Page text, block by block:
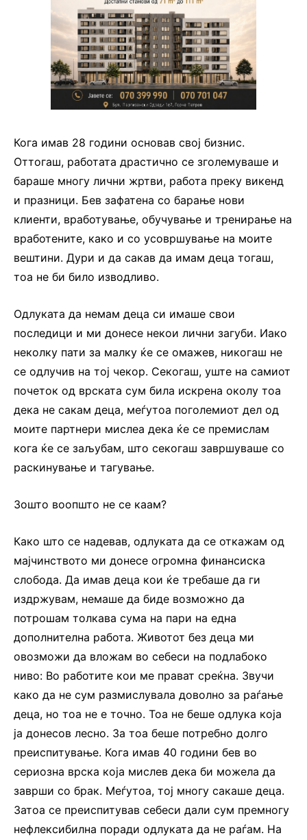
Кога имав 28 години основав свој бизнис.
Оттогаш, работата драстично се зголемуваше и
бараше многу лични жртви, работа преку викенд
и празници. Бев зафатена со барање нови
клиенти, вработување, обучување и тренирање на
вработените, како и со усовршување на моите
вештини. Дури и да сакав да имам деца тогаш,
тоа не би било изводливо.
Одлуката да немам деца си имаше свои
последици и ми донесе некои лични загуби. Иако
неколку пати за малку ќе се омажев, никогаш не
се одлучив на тој чекор. Секогаш, уште на самиот
почеток од врската сум била искрена околу тоа
дека не сакам деца, меѓутоа поголемиот дел од
моите партнери мислеа дека ќе се премислам
кога ќе се заљубам, што секогаш завршуваше со
раскинување и тагување.
Зошто воопшто не се каам?
Како што се надевав, одлуката да се откажам од
мајчинството ми донесе огромна финансиска
слобода. Да имав деца кои ќе требаше да ги
издржувам, немаше да биде возможно да
потрошам толкава сума на пари на една
дополнителна работа. Животот без деца ми
овозможи да вложам во себеси на подлабоко
ниво: Во работите кои ме прават среќна. Звучи
како да не сум размислувала доволно за раѓање
деца, но тоа не е точно. Тоа не беше одлука која
ја донесов лесно. За тоа беше потребно долго
преиспитување. Кога имав 40 години бев во
сериозна врска која мислев дека би можела да
заврши со брак. Меѓутоа, тој многу сакаше деца.
Затоа се преиспитував себеси дали сум премногу
нефлексибилна поради одлуката да не раѓам. На